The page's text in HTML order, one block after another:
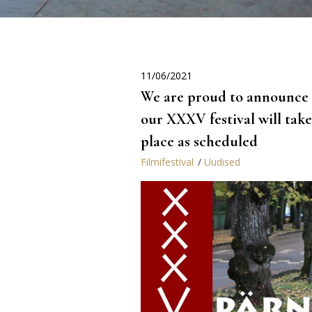
11/06/2021
We are proud to
our XXXV festival will take
place as scheduled
Filmifestival Uudised